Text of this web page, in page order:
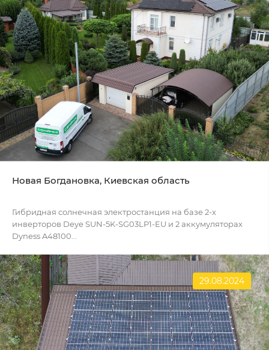
Новая Богдановка, Киевская область
Гибридная солнечная электростанция на базе 2-х
инверторов Deye SUN-5K-SG03LP1-EU и 2 аккумуляторах
Dyness A48100...
29.08.2024